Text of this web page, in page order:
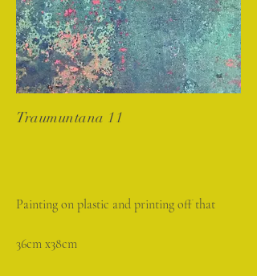
Traumuntana 11
Painting on plastic and printing off that
36cm x38cm